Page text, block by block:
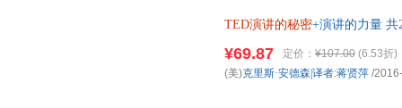
TED演讲的秘密+演讲的力量 共
¥69.87 定价： ¥107.00 (6.53折)
(美)克里斯·安德森|译者:蒋贤萍 /